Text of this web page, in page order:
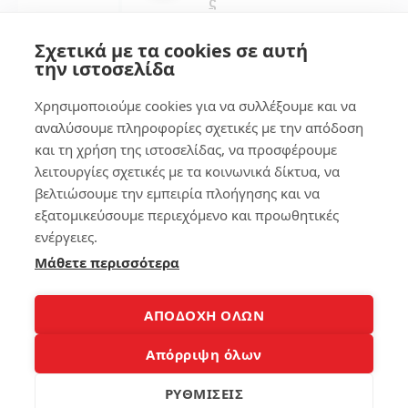
φτ
ς
175
4
Copyright 2008-2026 © Laptopblog.gr Όλα τα δικαιώματα
κατοχυρωμένα. Όλα τα εμπορικά σήματα και λογότυπα και
σήματα αυτά αποτελούν ιδιοκτησία των νόμιμων κατόχων
τους.Για οποιαδήποτε αντιγραφή, διανομή, αποθήκευση,
επικοινωνία, δημοσίευση και αναπαραγωγή ή μεταβίβαση των
Σχετικά με τα cookies σε αυτή
την ιστοσελίδα
Χρησιμοποιούμε cookies για να συλλέξουμε και να
αναλύσουμε πληροφορίες σχετικές με την απόδοση
και τη χρήση της ιστοσελίδας, να προσφέρουμε
λειτουργίες σχετικές με τα κοινωνικά δίκτυα, να
βελτιώσουμε την εμπειρία πλοήγησης και να
εξατομικεύσουμε περιεχόμενο και προωθητικές
ενέργειες.
Μάθετε περισσότερα
ΑΠΟΔΟΧΗ ΟΛΩΝ
Απόρριψη όλων
ΡΥΘΜΙΣΕΙΣ